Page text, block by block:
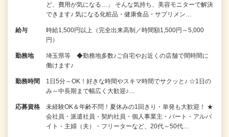
ど、費用が気になる…」 そんな気持ち、美容モニターで解決
できます♪ 気になる化粧品・健康食品・サプリメン…
給与
時給1,500円以上（完全出来高制／時間額1,500円～5,000
円）
勤務地
埼玉県等 ◆勤務地多数♪ご自宅やお近くの店舗で間時間に
働けます♪
勤務時間
1日5分～OK！好きな時間やスキマ時間でサクッと♪ ☆1日の
み～中長期まで幅広く大歓迎♪…
応募資格
未経験OK＆年齢不問！夏休みの1回きり・単発も大歓迎！ ★
会社員・派遣社員・契約社員・個人事業主・パート・アルバ
イト・主婦（夫）・フリーターなど、20代～50代…